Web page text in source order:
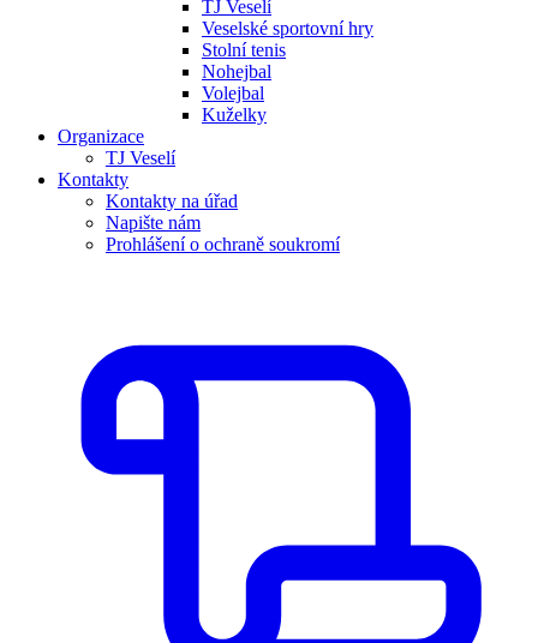
TJ Veselí
Veselské sportovní hry
Stolní tenis
Nohejbal
Volejbal
Kuželky
Organizace
TJ Veselí
Kontakty
Kontakty na úřad
Napište nám
Prohlášení o ochraně soukromí